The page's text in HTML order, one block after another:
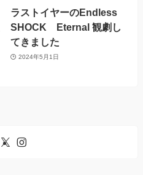
ラストイヤーのEndless
SHOCK Eternal 観劇し
てきました
2024年5月1日